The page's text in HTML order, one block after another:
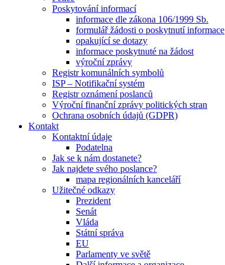
Poskytování informací
informace dle zákona 106/1999 Sb.
formulář žádosti o poskytnutí informace
opakující se dotazy
informace poskytnuté na žádost
výroční zprávy
Registr komunálních symbolů
ISP – Notifikační systém
Registr oznámení poslanců
Výroční finanční zprávy politických stran
Ochrana osobních údajů (GDPR)
Kontakt
Kontaktní údaje
Podatelna
Jak se k nám dostanete?
Jak najdete svého poslance?
mapa regionálních kanceláří
Užitečné odkazy
Prezident
Senát
Vláda
Státní správa
EU
Parlamenty ve světě